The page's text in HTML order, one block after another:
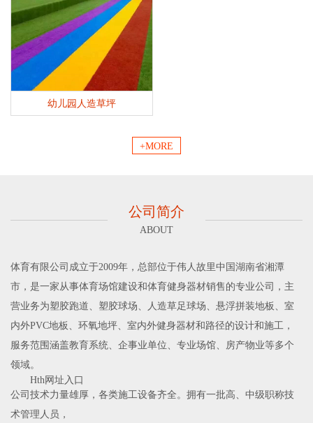
幼儿园人造草坪
+MORE
公司简介
ABOUT
体育有限公司成立于2009年，总部位于伟人故里中国湖南省湘潭
市，是一家从事体育场馆建设和体育健身器材销售的专业公司，主
营业务为塑胶跑道、塑胶球场、人造草足球场、悬浮拼装地板、室
内外PVC地板、环氧地坪、室内外健身器材和路径的设计和施工，
服务范围涵盖教育系统、企事业单位、专业场馆、房产物业等多个
领域。
Hth网址入口
公司技术力量雄厚，各类施工设备齐全。拥有一批高、中级职称技
术管理人员，